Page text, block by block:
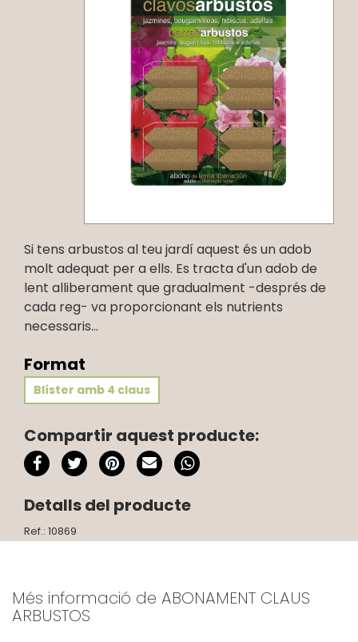
Si tens arbustos al teu jardí aquest és un adob
molt adequat per a ells. Es tracta d'un adob de
lent alliberament que gradualment -després de
cada reg- va proporcionant els nutrients
necessaris...
Format
Blíster amb 4 claus
Compartir aquest producte:
Detalls del producte
Ref.: 10869
Més informació de ABONAMENT CLAUS
ARBUSTOS